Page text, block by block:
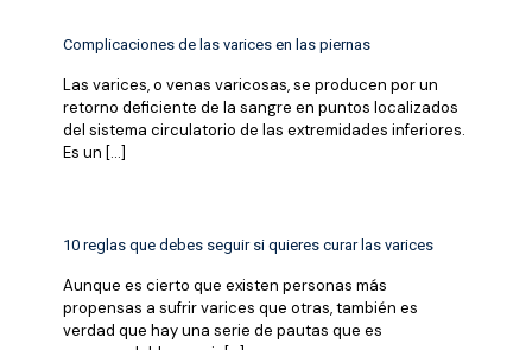
Complicaciones de las varices en las piernas
Las varices, o venas varicosas, se producen por un
retorno deficiente de la sangre en puntos localizados
del sistema circulatorio de las extremidades inferiores.
Es un […]
10 reglas que debes seguir si quieres curar las varices
Aunque es cierto que existen personas más
propensas a sufrir varices que otras, también es
verdad que hay una serie de pautas que es